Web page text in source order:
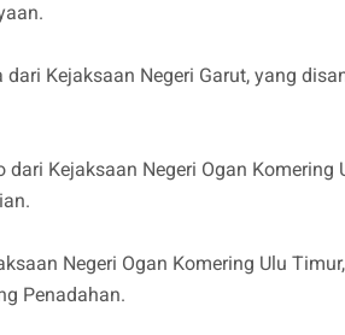
Kejaksaan Negeri Garut, yang
Kejaksaan Negeri Ogan Komering
Negeri Ogan Komering Ulu
Penadahan.